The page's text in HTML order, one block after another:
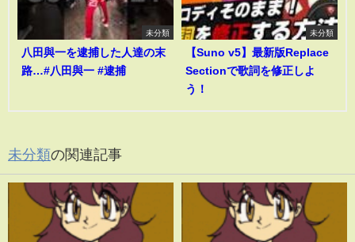
未分類
八田與一を逮捕した人達の末
路…#八田與一 #逮捕
未分類
【Suno v5】最新版Replace
Sectionで歌詞を修正しよ
う！
未分類の関連記事